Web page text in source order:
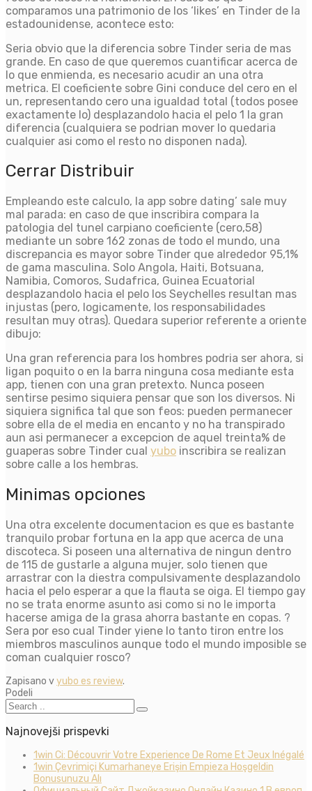
comparamos una patrimonio de los ‘likes’ en Tinder de la
estadounidense, acontece esto:
Seri­a obvio que la diferencia sobre Tinder seri­a de mas
grande. En caso de que queremos cuantificar acerca de
lo que enmienda, es necesario acudir an una otra
metrica. El coeficiente sobre Gini conduce del cero en el
un, representando cero una igualdad total (todos posee
exactamente lo) desplazandolo hacia el pelo 1 la gran
diferencia (cualquiera se podri­an mover lo quedaria
cualquier asi­ como el resto no disponen nada).
Cerrar Distribuir
Empleando este calculo, la app sobre dating’ sale muy
mal parada: en caso de que inscribira compara la
patologi­a del tunel carpiano coeficiente (cero,58)
mediante un sobre 162 zonas de todo el mundo, una
discrepancia es mayor sobre Tinder que alrededor 95,1%
de gama masculina. Solo Angola, Haiti, Botsuana,
Namibia, Comoros, Sudafrica, Guinea Ecuatorial
desplazandolo hacia el pelo los Seychelles resultan mas
injustas (pero, logicamente, los responsabilidades
resultan muy otras). Quedara superior referente a oriente
dibujo:
Una gran referencia para los hombres podri­a ser ahora, si
ligan poquito o en la barra ninguna cosa mediante esta
app, tienen con una gran pretexto. Nunca poseen
sentirse pesimo siquiera pensar que son los diversos. Ni
siquiera significa tal que son feos: pueden permanecer
sobre ella de el media en encanto y no ha transpirado
aun asi permanecer a excepcion de aquel treinta% de
guaperas sobre Tinder cual yubo inscribira se realizan
sobre calle a los hembras.
Minimas opciones
Una otra excelente documentacion es que es bastante
tranquilo probar fortuna en la app que acerca de una
discoteca. Si poseen una alternativa de ningun dentro
de 115 de gustarle a alguna mujer, solo tienen que
arrastrar con la diestra compulsivamente desplazandolo
hacia el pelo esperar a que la flauta se oiga. El tiempo gay
no se trata enorme asunto asi­ como si no le importa
hacerse amiga de la grasa ahorra bastante en copas. ?
Sera por eso cual Tinder yiene lo tanto tiron entre los
miembros masculinos aunque todo el mundo imposible se
coman cualquier rosco?
Zapisano vyubo es review.
Podeli
Najnovejši prispevki
1win Ci: Découvrir Votre Experience De Rome Et Jeux Inégalé
1win Çevrimiçi Kumarhaneye Erişin Empieza Hoşgeldin
Bonusunuzu Alı